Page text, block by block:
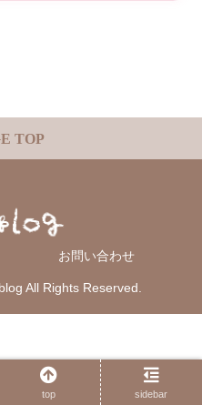
TOP
お問い合わせ
All Rights Reserved.
top sidebar